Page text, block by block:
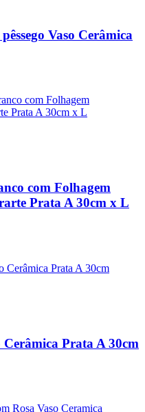
Vaso Cerâmica
com Folhagem
Prata A 30cm x L
Prata A 30cm